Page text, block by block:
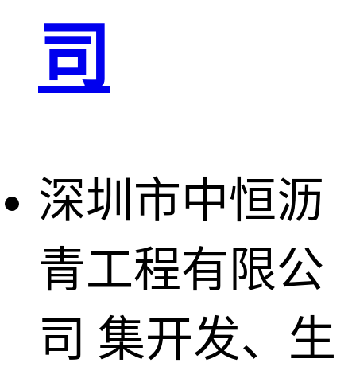
司
深圳市中恒沥
青工程有限公
司 集开发、生